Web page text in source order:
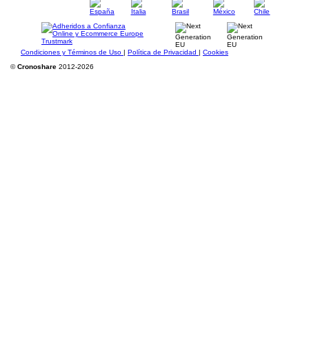
Condiciones y Términos de Uso | Política de Privacidad | Cookies
©Cronoshare 2012-2026